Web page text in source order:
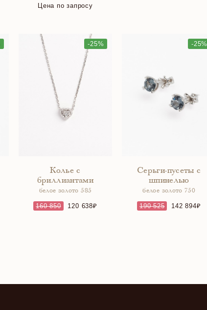
Цена по запросу
-25%
Колье с
бриллиантами
белое золото 585
160 850 120 638
-25%
Серьги-пусеты с
шпинелью
белое золото 750
190 525 142 894